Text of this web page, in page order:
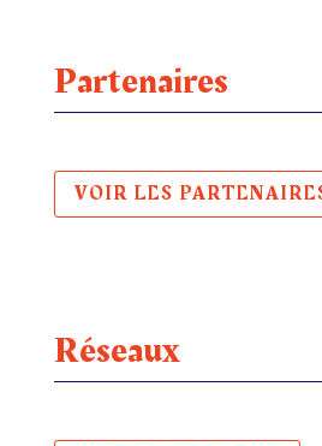
Partenaires
VOIR LES
Réseaux